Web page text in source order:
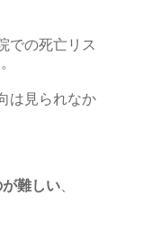
での死亡リス
は見られなか
難しい